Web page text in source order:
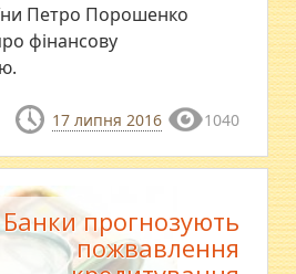
Петро Порошенко
фінансову
17 липня 2016 1040
Банки прогнозують
пожвавлення